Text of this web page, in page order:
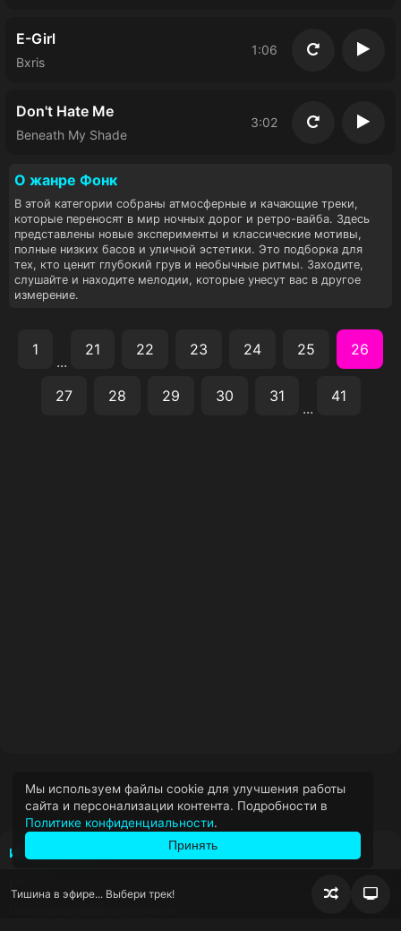
E-Girl
Bxris
1:06 Повторить
Don't Hate Me
Beneath My Shade
3:02 Повторить
О жанре Фoнк
В этой категории собраны атмосферные и качающие треки,
которые переносят в мир ночных дорог и ретро-вайба. Здесь
представлены новые эксперименты и классические мотивы,
полные низких басов и уличной эстетики. Это подборка для
тех, кто ценит глубокий грув и необычные ритмы. Заходите,
слушайте и находите мелодии, которые унесут вас в другое
измерение.
1
...
21 22 23 24 25 26
27 28 29 30 31
...
41
ИНФОРМАЦИЯ
Тишина в эфире... Выбери трек!
Мы используем файлы cookie для улучшения работы
сайта и персонализации контента. Подробности в
Политике конфиденциальности.
Принять